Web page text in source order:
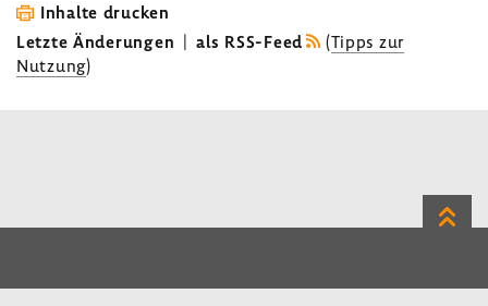
Inhalte drucken
Letzte Änderungen | als RSS-Feed (Tipps zur
Nutzung)
Zum